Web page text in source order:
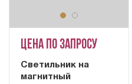
Цена по запросу
Cветильник на
магнитный